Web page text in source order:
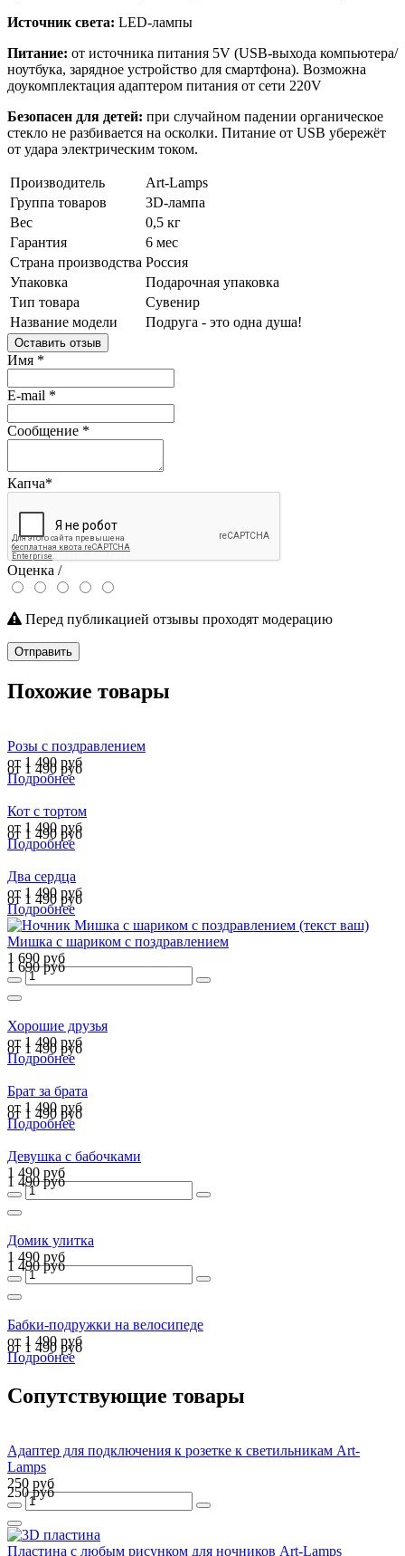
Источник света: LED-лампы
Питание: от источника питания 5V (USB-выхода компьютера/
ноутбука, зарядное устройство для смартфона). Возможна
доукомплектация адаптером питания от сети 220V
Безопасен для детей: при случайном падении органическое
стекло не разбивается на осколки. Питание от USB убережёт
от удара электрическим током.
Производитель
Art-Lamps
Группа товаров
3D-лампа
Вес
0,5 кг
Гарантия
6 мес
Страна производства Россия
Упаковка
Подарочная упаковка
Тип товара
Сувенир
Название модели
Подруга - это одна душа!
Оставить отзыв
Имя *
E-mail *
Сообщение *
Капча*
Оценка /
Перед публикацией отзывы проходят модерацию
Отправить
Похожие товары
Розы с поздравлением
от 1 490 руб
от 1 490 руб
Подробнее
Кот с тортом
от 1 490 руб
от 1 490 руб
Подробнее
Два сердца
от 1 490 руб
от 1 490 руб
Подробнее
Мишка с шариком с поздравлением
1 690 руб
1 690 руб
Хорошие друзья
от 1 490 руб
от 1 490 руб
Подробнее
Брат за брата
от 1 490 руб
от 1 490 руб
Подробнее
Девушка с бабочками
1 490 руб
1 490 руб
Домик улитка
1 490 руб
1 490 руб
Бабки-подружки на велосипеде
от 1 490 руб
от 1 490 руб
Подробнее
Сопутствующие товары
Адаптер для подключения к розетке к светильникам Art-
Lamps
250 руб
250 руб
Пластина с любым рисунком для ночников Art-Lamps